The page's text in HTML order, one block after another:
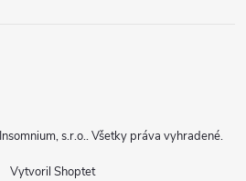
Vytvoril Shoptet
s.r.o.. Všetky práva vyhradené.